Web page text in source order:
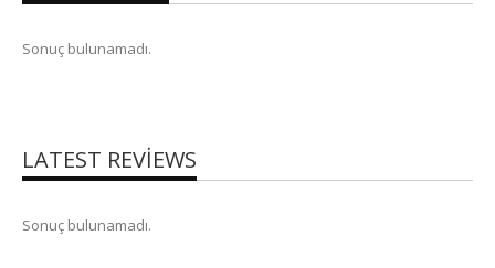
Sonuç bulunamadı.
LATEST REVIEWS
Sonuç bulunamadı.